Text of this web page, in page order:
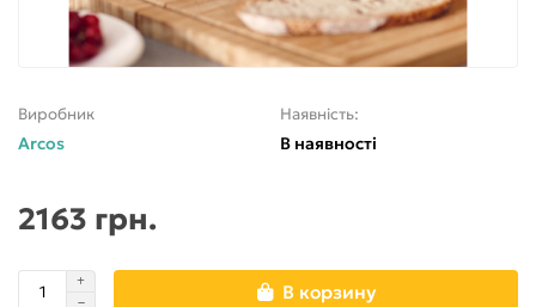
Виробник
Arcos
Наявність:
В наявності
2163 грн.
В корзину